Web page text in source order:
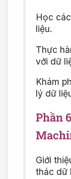
Học
liệu.
Thực
với dữ
Khám
lý dữ
Phần
Giới
thác dữ